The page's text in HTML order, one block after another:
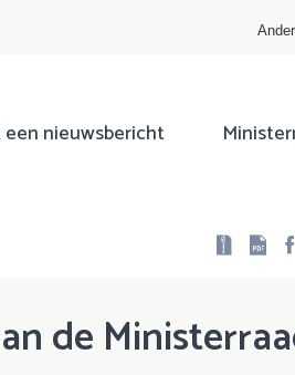
een nieuwsbericht
de